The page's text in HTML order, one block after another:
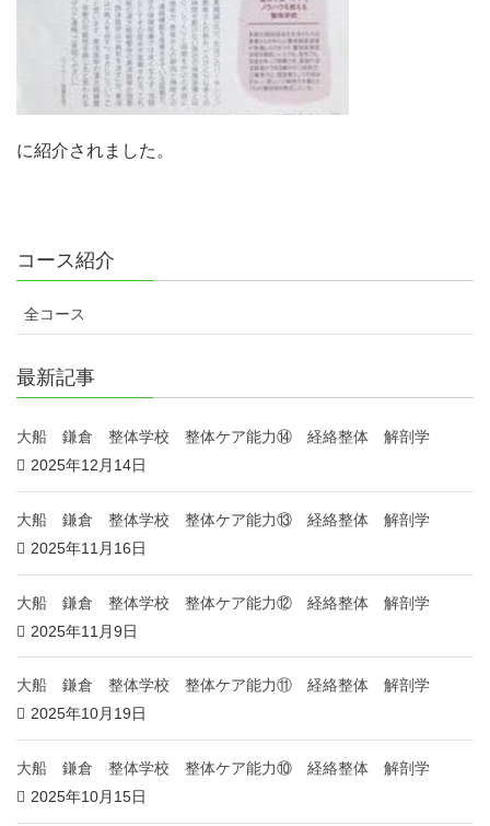
に紹介されました。
コース紹介
全コース
最新記事
大船 鎌倉 整体学校 整体ケア能力⑭ 経絡整体 解剖学
2025年12月14日
大船 鎌倉 整体学校 整体ケア能力⑬ 経絡整体 解剖学
2025年11月16日
大船 鎌倉 整体学校 整体ケア能力⑫ 経絡整体 解剖学
2025年11月9日
大船 鎌倉 整体学校 整体ケア能力⑪ 経絡整体 解剖学
2025年10月19日
大船 鎌倉 整体学校 整体ケア能力⑩ 経絡整体 解剖学
2025年10月15日